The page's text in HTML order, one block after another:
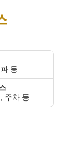
등
주차 등